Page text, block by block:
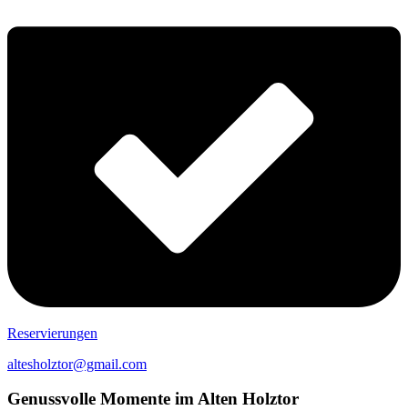
Reservierungen
altesholztor@gmail.com
Genussvolle Momente im Alten Holztor